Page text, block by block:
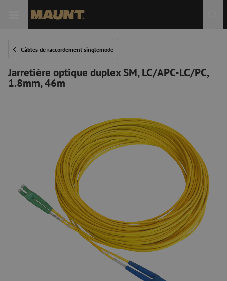
Câbles de raccordement singlemode
Jarretière optique duplex SM, LC/APC-LC/PC,
1.8mm, 46m